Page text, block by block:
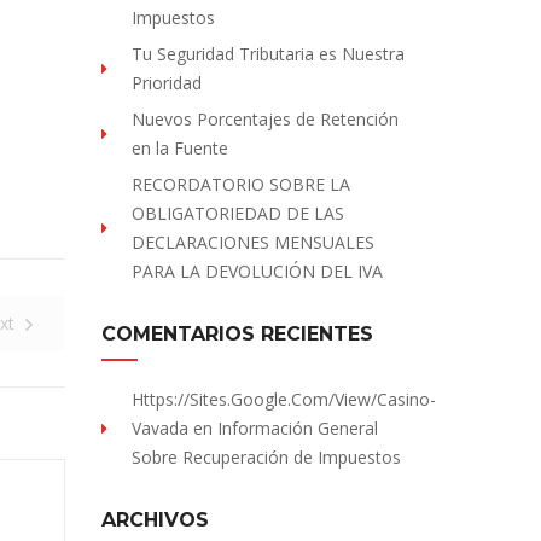
Impuestos
Tu Seguridad Tributaria es Nuestra
Prioridad
Nuevos Porcentajes de Retención
en la Fuente
RECORDATORIO SOBRE LA
OBLIGATORIEDAD DE LAS
DECLARACIONES MENSUALES
PARA LA DEVOLUCIÓN DEL IVA
COMENTARIOS RECIENTES
Https://sites.Google.com/view/Casino-
Vavada en Información General
Sobre Recuperación de Impuestos
ARCHIVOS